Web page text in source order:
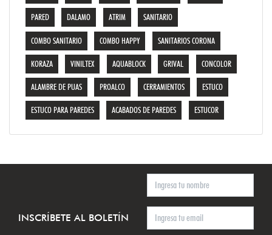
PARED DALAMO ATRIM SANITARIO
COMBO SANITARIO COMBO HAPPY SANITARIOS CORONA
KORAZA VINILTEX AQUABLOCK GRIVAL CONCOLOR
ALAMBRE DE PUAS PROALCO CERRAMIENTOS ESTUCO
ESTUCO PARA PAREDES ACABADOS DE PAREDES ESTUCOR
INSCRÍBETE AL BOLETÍN